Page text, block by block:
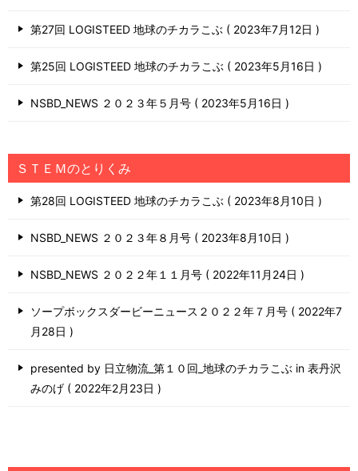
第27回 LOGISTEED 地球のチカラこぶ 2023年7月12日
第25回 LOGISTEED 地球のチカラこぶ 2023年5月16日
NSBD_NEWS ２０２３年５月号 2023年5月16日
ＳＴＥＭのとりくみ
第28回 LOGISTEED 地球のチカラこぶ 2023年8月10日
NSBD_NEWS ２０２３年８月号 2023年8月10日
NSBD_NEWS ２０２２年１１月号 2022年11月24日
ソープボックスダービーニュース２０２２年７月号
2022年7
月28日
presented by 日立物流_第１０回_地球のチカラこぶ in 表丹沢
みのげ
2022年2月23日